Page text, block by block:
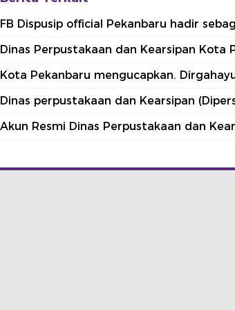
FB Dispusip official Pekanbaru hadir
Dinas Perpustakaan dan Kearsipan Kota
Kota Pekanbaru mengucapkan.
Dinas perpustakaan dan Kearsipan
Akun Resmi Dinas Perpustakaan dan